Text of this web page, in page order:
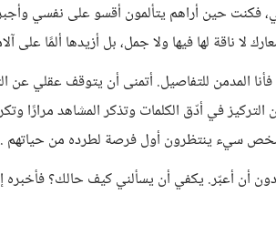
فكنت حين أراهم يتألمون أقسو على نفسي
لا ناقة لها فيها ولا جمل، بل أزيدها ألمًا على
المدمن للتفاصيل. أتمنى أن يتوقف عقلي عن
في أدّق الكلمات وتذكر المشاهد مرارًا
سيء ينتظرون أول فرصة لطرده من حياتهم .
أن أعبّر. يكفي أن يسألني كيف حالك؟ فأخبره